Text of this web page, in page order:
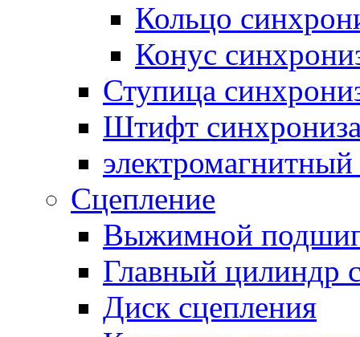
Кольцо
Конус
Ступица
Штифт
электромагнитный
Сцепление
Выжимной
Главный цилиндр
Диск сцепления